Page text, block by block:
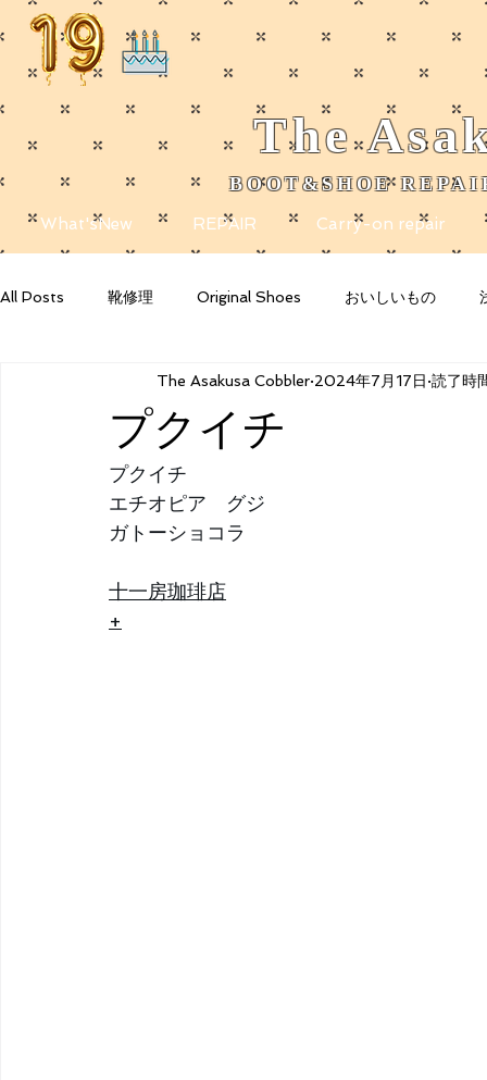
The
​BOOT&SHOE
What'sNew REPAIR Carry-on repair
All Posts 靴修理 Original Shoes おいしいもの
Your Community Blogging Tips
プクイチ
The Asakusa Cobbler 2024年7月17日 読了時
プクイチ
エチオピア　グジ
ガトーショコラ
十一房珈琲店
+